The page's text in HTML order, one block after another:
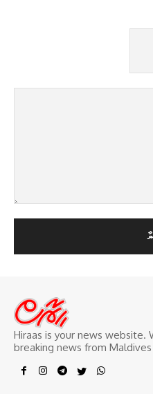
Hiraas is your news
breaking news from